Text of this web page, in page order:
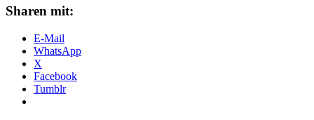
Sharen mit:
E-Mail
WhatsApp
X
Facebook
Tumblr